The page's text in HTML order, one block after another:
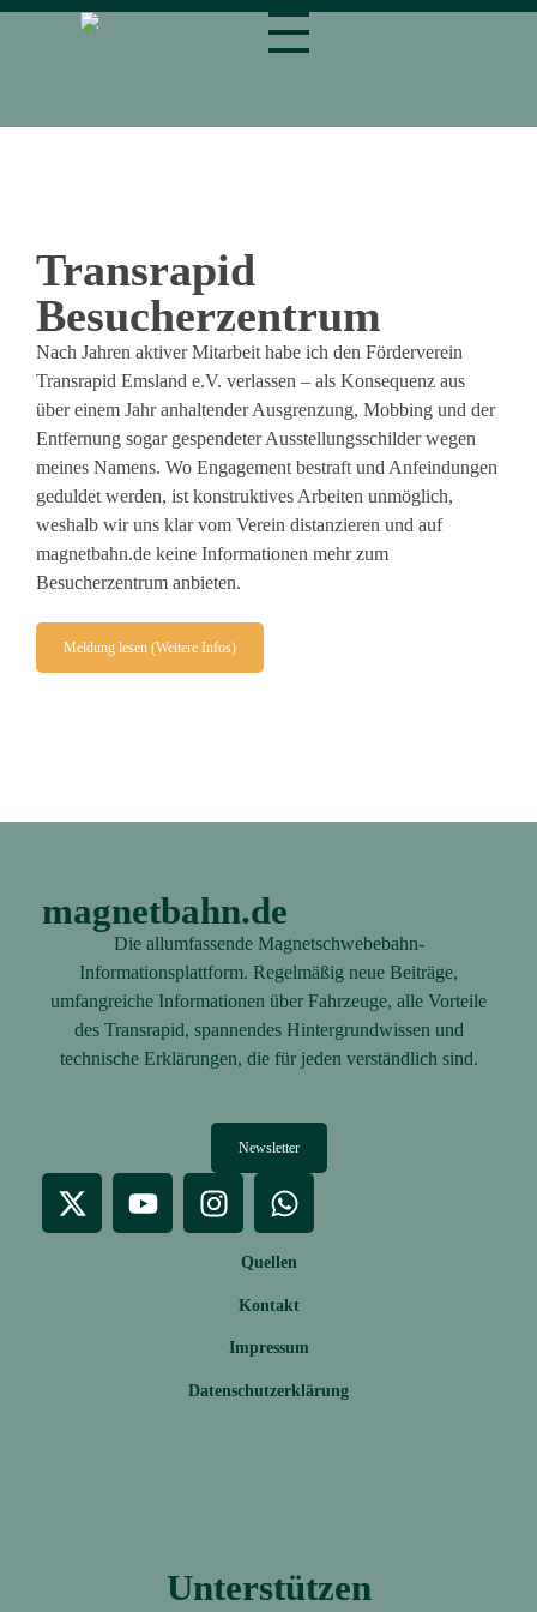
Transrapid
Besucherzentrum
Nach Jahren aktiver Mitarbeit habe ich den Förderverein
Transrapid Emsland e.V. verlassen – als Konsequenz aus
über einem Jahr anhaltender Ausgrenzung, Mobbing und der
Entfernung sogar gespendeter Ausstellungsschilder wegen
meines Namens. Wo Engagement bestraft und Anfeindungen
geduldet werden, ist konstruktives Arbeiten unmöglich,
weshalb wir uns klar vom Verein distanzieren und auf
magnetbahn.de keine Informationen mehr zum
Besucherzentrum anbieten.
Meldung lesen (Weitere Infos)
magnetbahn.de
Die allumfassende Magnetschwebebahn-
Informationsplattform. Regelmäßig neue Beiträge,
umfangreiche Informationen über Fahrzeuge, alle Vorteile
des Transrapid, spannendes Hintergrundwissen und
technische Erklärungen, die für jeden verständlich sind.
Newsletter
Quellen
Kontakt
Impressum
Datenschutzerklärung
Unterstützen